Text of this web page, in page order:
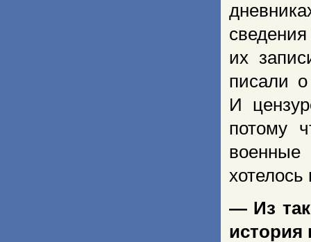
их
писали
И
потому
хотелось
— Из